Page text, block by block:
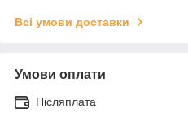
Всі умови доставки
Умови оплати
Післяплата